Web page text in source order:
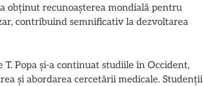
obținut recunoașterea mondială pentru
contribuind semnificativ la dezvoltarea
Popa și-a continuat studiile în Occident,
și abordarea cercetării medicale. Studenții